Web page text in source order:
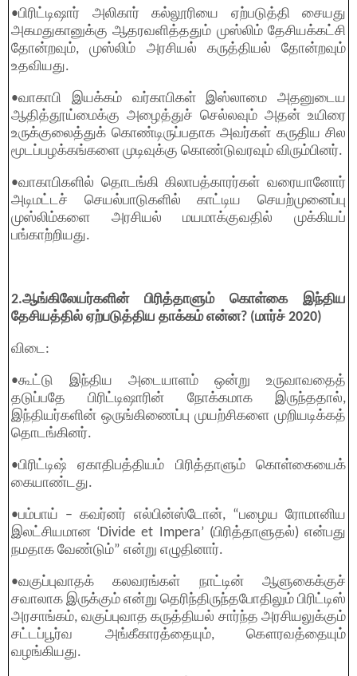
•பிரிட்டிஷார் அலிகார் கல்லூரியை ஏற்படுத்தி சையது
அகமதுகானுக்கு ஆதரவளித்ததும் முஸ்லிம் தேசியக்கட்சி
தோன்றவும், முஸ்லிம் அரசியல் கருத்தியல் தோன்றவும்
உதவியது.
•வாகாபி இயக்கம் வர்காபிகள் இஸ்லாமை அதனுடைய
ஆதித்தூய்மைக்கு அழைத்துச் செல்லவும் அதன் உயிரை
உருக்குலைத்துக் கொண்டிருப்பதாக அவர்கள் கருதிய சில
மூடப்பழக்கங்களை முடிவுக்கு கொண்டுவரவும் விரும்பினர்.
•வாகாபிகளில் தொடங்கி கிலாபத்காரர்கள் வரையானோர்
அடிமட்டச் செயல்பாடுகளில் காட்டிய செயற்முனைப்பு
முஸ்லிம்களை அரசியல் மயமாக்குவதில் முக்கியப்
பங்காற்றியது.
2.ஆங்கிலேயர்களின் பிரித்தாளும் கொள்கை இந்திய
தேசியத்தில் ஏற்படுத்திய தாக்கம் என்ன? (மார்ச் 2020)
விடை:
•கூட்டு இந்திய அடையாளம் ஒன்று உருவாவதைத்
தடுப்பதே பிரிட்டிஷாரின் நோக்கமாக இருந்ததால்,
இந்தியர்களின் ஒருங்கிணைப்பு முயற்சிகளை முறியடிக்கத்
தொடங்கினர்.
•பிரிட்டிஷ் ஏகாதிபத்தியம் பிரித்தாளும் கொள்கையைக்
கையாண்டது.
•பம்பாய் – கவர்னர் எல்பின்ஸ்டோன், “பழைய ரோமானிய
இலட்சியமான ‘Divide et Impera’ (பிரித்தாளுதல்) என்பது
நமதாக வேண்டும்” என்று எழுதினார்.
•வகுப்புவாதக் கலவரங்கள் நாட்டின் ஆளுகைக்குச்
சவாலாக இருக்கும் என்று தெரிந்திருந்தபோதிலும் பிரிட்டிஸ்
அரசாங்கம், வகுப்புவாத கருத்தியல் சார்ந்த அரசியலுக்கும்
சட்டப்பூர்வ அங்கீகாரத்தையும், கௌரவத்தையும்
வழங்கியது.